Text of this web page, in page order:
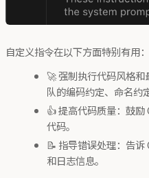
自定义指令在以下方面特别有用：
🚀 强制执行代码风格
队的编码约定、命名约
👍 提高代码质量：鼓
代码。
📝 指导错误处理：告
和日志信息。